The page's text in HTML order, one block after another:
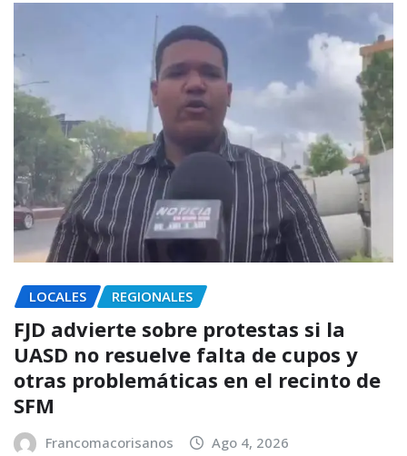
LOCALES REGIONALES
FJD advierte sobre protestas si la
UASD no resuelve falta de cupos y
otras problemáticas en el recinto de
SFM
Francomacorisanos Ago 4, 2026